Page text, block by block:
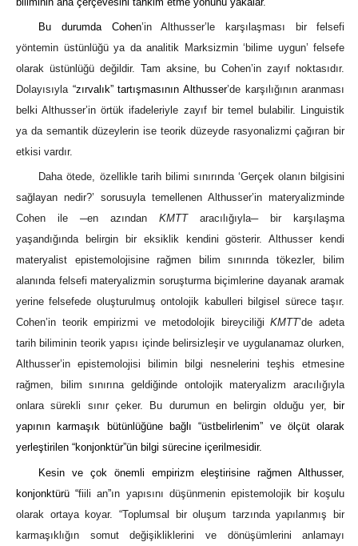
Bu durumda Cohen’in Althusser’le karşılaşması bir felsefi
yöntemin üstünlüğü ya da analitik Marksizmin ‘bilime uygun’ felsefe
olarak üstünlüğü değildir. Tam aksine, bu Cohen’in zayıf noktasıdır.
Dolayısıyla “zırvalık” tartışmasının Althusser’de karşılığının aranması
belki Althusser’in örtük ifadeleriyle zayıf bir temel bulabilir. Linguistik
ya da semantik düzeylerin ise teorik düzeyde rasyonalizmi çağıran bir
etkisi vardır.
Daha ötede, özellikle tarih bilimi sınırında ‘Gerçek olanın bilgisini
sağlayan nedir?’ sorusuyla temellenen Althusser’in materyalizminde
Cohen ile ─en azındanKMTTaracılığıyla─ bir karşılaşma
yaşandığında belirgin bir eksiklik kendini gösterir. Althusser kendi
materyalist epistemolojisine rağmen bilim sınırında tökezler, bilim
alanında felsefi materyalizmin soruşturma biçimlerine dayanak aramak
yerine felsefede oluşturulmuş ontolojik kabulleri bilgisel sürece taşır.
Cohen’in teorik empirizmi ve metodolojik bireyciliğiKMTT’de adeta
tarih biliminin teorik yapısı içinde belirsizleşir ve uygulanamaz olurken,
Althusser’in epistemolojisi bilimin bilgi nesnelerini teşhis etmesine
rağmen, bilim sınırına geldiğinde ontolojik materyalizm aracılığıyla
onlara sürekli sınır çeker. Bu durumun en belirgin olduğu yer,
bir
yapının karmaşık bütünlüğüne bağlı “üstbelirlenim” ve ölçüt olarak
yerleştirilen “konjonktür”ün bilgi sürecine içerilmesidir.
Kesin ve çok önemli empirizm eleştirisine rağmen Althusser,
konjonktürü “fiili an”ın yapısını düşünmenin epistemolojik bir koşulu
olarak ortaya koyar. “Toplumsal bir oluşum tarzında yapılanmış bir
karmaşıklığın somut değişikliklerini ve dönüşümlerini anlamayı